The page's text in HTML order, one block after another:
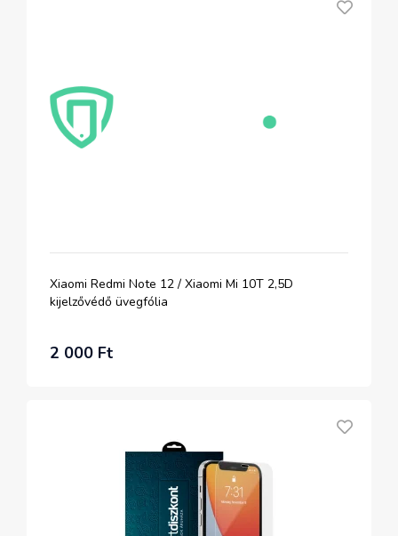
Xiaomi Redmi Note 12 / Xiaomi Mi 10T 2,5D
kijelzővédő üvegfólia
2 000 Ft